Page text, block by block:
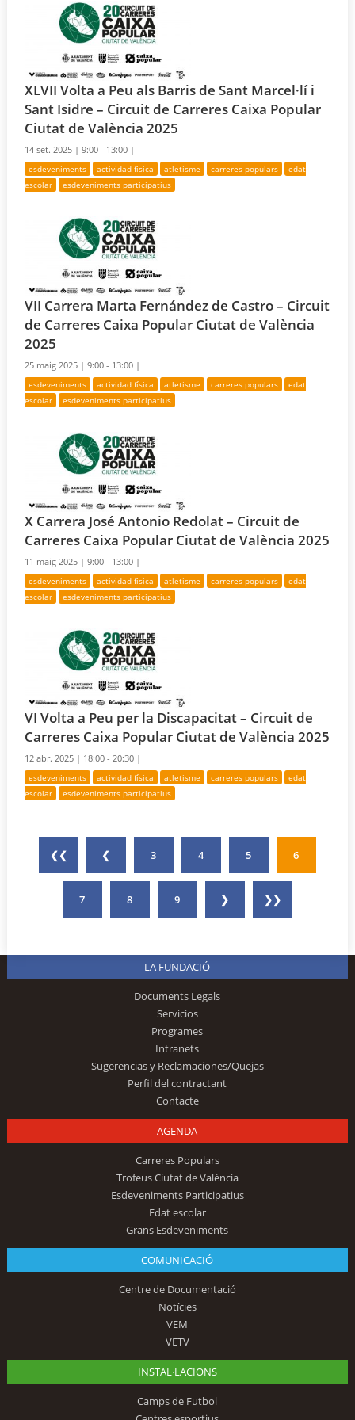
XLVII Volta a Peu als Barris de Sant Marcel·lí i
Sant Isidre – Circuit de Carreres Caixa Popular
Ciutat de València 2025
14 set. 2025 |9:00 - 13:00 |
esdeveniments actividad física atletisme carreres populars
edat
escolar
esdeveniments participatius
VII Carrera Marta Fernández de Castro – Circuit
de Carreres Caixa Popular Ciutat de València
2025
25 maig 2025 |9:00 - 13:00 |
esdeveniments actividad física atletisme carreres populars
edat
escolar
esdeveniments participatius
X Carrera José Antonio Redolat – Circuit de
Carreres Caixa Popular Ciutat de València 2025
11 maig 2025 |9:00 - 13:00 |
esdeveniments actividad física atletisme carreres populars
edat
escolar
esdeveniments participatius
VI Volta a Peu per la Discapacitat – Circuit de
Carreres Caixa Popular Ciutat de València 2025
12 abr. 2025 | 18:00 - 20:30 |
esdeveniments actividad física atletisme carreres populars
edat
escolar
esdeveniments participatius
❮❮ ❮ 3 4 5 6
7 8 9 ❯ ❯❯
LA FUNDACIÓ
Documents Legals
Servicios
Programes
Intranets
Sugerencias y Reclamaciones/Quejas
Perfil del contractant
Contacte
AGENDA
Carreres Populars
Trofeus Ciutat de València
Esdeveniments Participatius
Edat escolar
Grans Esdeveniments
COMUNICACIÓ
Centre de Documentació
Notícies
VEM
VETV
INSTAL·LACIONS
Camps de Futbol